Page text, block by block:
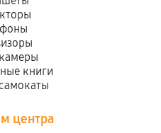
книги
центра